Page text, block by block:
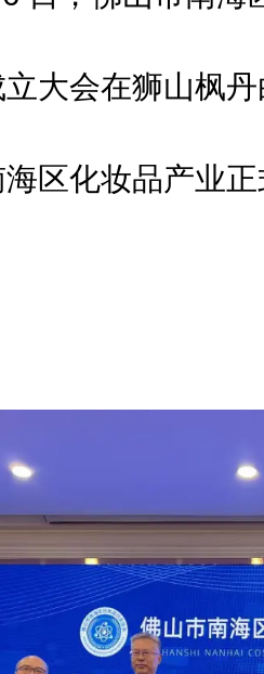
大会在狮山枫
区化妆品产业